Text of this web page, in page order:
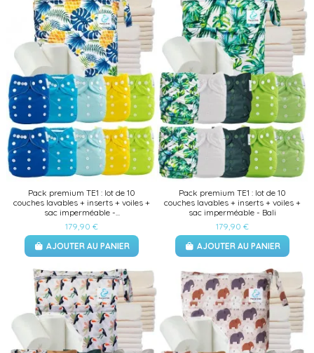
(2 avis)
Pack premium TE1 : lot de 10
couches lavables + inserts + voiles +
sac imperméable -...
179,90 €
AJOUTER AU PANIER
Pack premium TE1 : lot de 10
couches lavables + inserts + voiles +
sac imperméable - Bali
179,90 €
AJOUTER AU PANIER